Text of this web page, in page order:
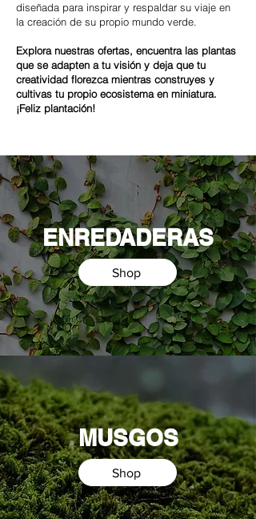
diseñada para inspirar y respaldar su viaje en
la creación de su propio mundo verde.
Explora nuestras ofertas, encuentra las plantas
que se adapten a tu visión y deja que tu
creatividad florezca mientras construyes y
cultivas tu propio ecosistema en miniatura.
¡Feliz plantación!
ENREDADERAS
Shop
MUSGOS
Shop